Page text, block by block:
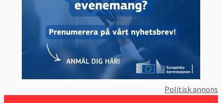
Politisk annons